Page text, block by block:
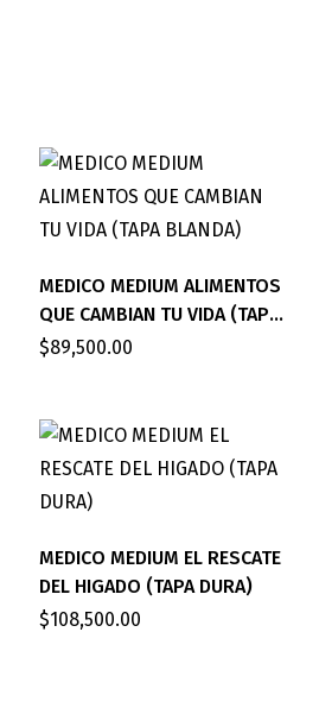
MEDICO MEDIUM ALIMENTOS
QUE CAMBIAN TU VIDA (TAPA
BLANDA)
$89,500.00
MEDICO MEDIUM EL RESCATE
DEL HIGADO (TAPA DURA)
$108,500.00